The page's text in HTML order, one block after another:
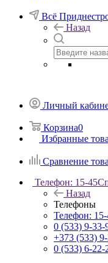
Всё
Назад
Личный
Корзина0
Избранные
Сравнение
Телефон: 15-45
Назад
Телефоны
Телефон:
0 (533) 9-33-
+373 (533)
0 (533) 6-22-